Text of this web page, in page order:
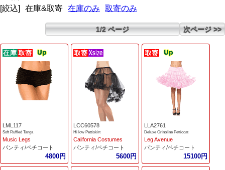
[絞込]
在庫&取寄 在庫のみ 取寄のみ
1/2 ページ 次ページ >>
LML117
Soft Ruffled Tanga
Music Legs
パンティ/ペチコート
4800円
LCC60578
Hi low Pettiskirt
California Costumes
パンティ/ペチコート
5600円
LLA2761
Deluxe Crinoline Petticoat
Leg Avenue
パンティ/ペチコート
15100円